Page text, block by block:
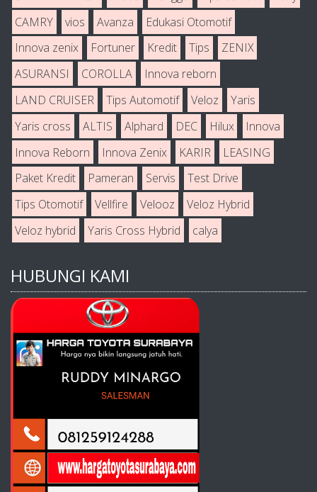
CAMRY
vios Avanza
Edukasi Otomotif
Innova zenix
Fortuner Kredit Tips
ZENIX
ASURANSI
COROLLA
Innova reborn
LAND CRUISER
Tips Automotif Veloz
Yaris
Yaris cross
ALTIS Alphard DEC Hilux
Innova
Innova Reborn
Innova Zenix KARIR
LEASING
Paket Kredit
Pameran Servis
Test Drive
Tips Otomotif
Vellfire Velooz
Veloz Hybrid
Veloz hybrid
Yaris Cross Hybrid calya
HUBUNGI KAMI